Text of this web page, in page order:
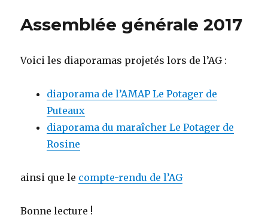
Assemblée générale 2017
Voici les diaporamas projetés lors de l’AG :
diaporama de l’AMAP Le Potager de
Puteaux
diaporama du maraîcher Le Potager de
Rosine
ainsi que le compte-rendu de l’AG
Bonne lecture !